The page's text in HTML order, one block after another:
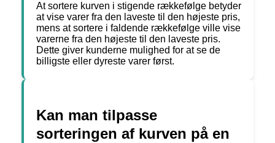
At sortere kurven i stigende rækkefølge betyder
at vise varer fra den laveste til den højeste pris,
mens at sortere i faldende rækkefølge ville vise
varerne fra den højeste til den laveste pris.
Dette giver kunderne mulighed for at se de
billigste eller dyreste varer først.
Kan man tilpasse
sorteringen af kurven på en